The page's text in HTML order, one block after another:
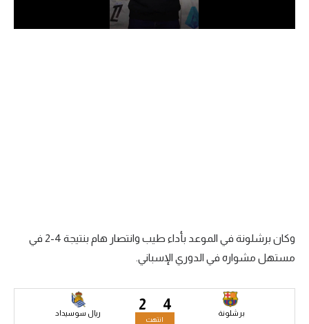
سعودي في الجول
الدوري الإنجليزي
الدوري الإسباني
وكان برشلونة في الموعد بأداء طيب وانتصار هام بنتيجة 4-2 في
مستهل مشواره في الدوري الإسباني.
4 برشلونة 2 ريال سوسيداد
انتهت